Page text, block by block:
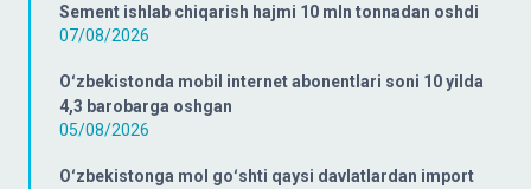
Sement ishlab chiqarish hajmi 10 mln tonnadan oshdi
07/08/2026
Oʻzbekistonda mobil internet abonentlari soni 10 yilda
4,3 barobarga oshgan
05/08/2026
Oʻzbekistonga mol goʻshti qaysi davlatlardan import